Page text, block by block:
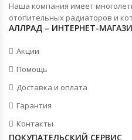
Наша компания имеет
отопительных радиаторов и
АЛЛРАД – ИНТЕРНЕТ-
Акции
Помощь
Доставка и оплата
Гарантия
Контакты
ПОКУПАТЕЛЬСКИЙ СЕРВИС